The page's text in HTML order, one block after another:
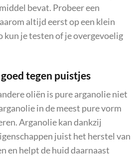
bevat. Probeer een
altijd eerst op een klein
kun je testen of je overgevoelig
tegen puistjes
oliën is pure arganolie niet
in de meest pure vorm
Arganolie kan dankzij
juist het herstel van
en helpt de huid daarnaast